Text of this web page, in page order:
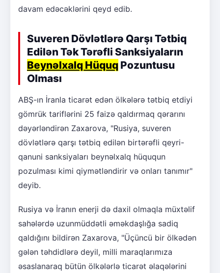
davam edəcəklərini qeyd edib.
Suveren Dövlətlərə Qarşı Tətbiq
Edilən Tək Tərəfli Sanksiyaların
Beynəlxalq Hüquq Pozuntusu
Olması
ABŞ-ın İranla ticarət edən ölkələrə tətbiq etdiyi
gömrük tariflərini 25 faizə qaldırmaq qərarını
dəyərləndirən Zaxarova, "Rusiya, suveren
dövlətlərə qarşı tətbiq edilən birtərəfli qeyri-
qanuni sanksiyaları beynəlxalq hüququn
pozulması kimi qiymətləndirir və onları tanımır"
deyib.
Rusiya və İranın enerji də daxil olmaqla müxtəlif
sahələrdə uzunmüddətli əməkdaşlığa sadiq
qaldığını bildirən Zaxarova, "Üçüncü bir ölkədən
gələn təhdidlərə deyil, milli maraqlarımıza
əsaslanaraq bütün ölkələrlə ticarət əlaqələrini